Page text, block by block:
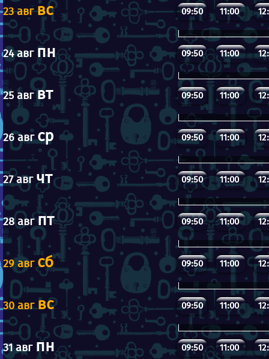
23 авгвс 09:50 11:00
24 авг пн 09:50 11:00
25 авг вт 09:50 11:00
26 авгср 09:50 11:00
27 авг чт 09:50 11:00
28 авгпт 09:50 11:00
29 авг сб 09:50 11:00
30 авгвс 09:50 11:00
31 авг пн 09:50 11:00